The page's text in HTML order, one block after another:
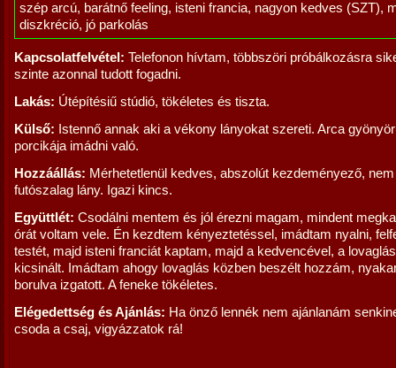
szép arcú, barátnő feeling, isteni francia, nagyon kedves (SZT),
diszkréció, jó parkolás
Kapcsolatfelvétel: Telefonon hívtam, többszöri próbálkozásra
szinte azonnal tudott fogadni.
Lakás: Útépítésiű stúdió, tökéletes és tiszta.
Külső: Istennő annak aki a vékony lányokat szereti. Arca
porcikája imádni való.
Hozzáállás: Mérhetetlenül kedves, abszolút kezdeményező, nem
futószalag lány. Igazi kincs.
Együttlét: Csodálni mentem és jól érezni magam, mindent
órát voltam vele. Én kezdtem kényeztetéssel, imádtam nyalni,
testét, majd isteni franciát kaptam, majd a kedvencével, a
kicsinált. Imádtam ahogy lovaglás közben beszélt hozzám,
borulva izgatott. A feneke tökéletes.
Elégedettség és Ajánlás: Ha önző lennék nem ajánlanám
csoda a csaj, vigyázzatok rá!